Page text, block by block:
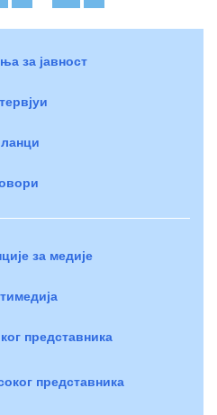
за јавност
за медије
представника
представника